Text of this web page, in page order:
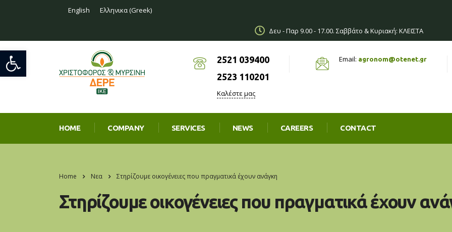
Open toolbar
English Ελληνικα(Greek)
Δευ - Παρ 9.00 - 17.00. Σαββάτο & Κυριακή: ΚΛΕΙΣΤΑ
Email: agronom@otenet.gr
2521 039400
2523 110201
Καλέστε μας
HOME COMPANY SERVICES NEWS CAREERS CONTACT
Home Νεα Στηρίζουμε οικογένειες που πραγματικά έχουν ανάγκη
Στηρίζουμε οικογένειες που πραγματικά έχουν